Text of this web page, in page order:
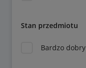
Stan przedmiotu
Bardzo dobry